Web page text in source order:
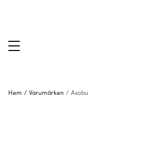
Hem / Varumärken / Asobu